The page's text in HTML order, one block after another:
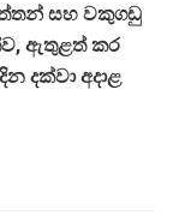
සහ වකුගඩු
ඇතුළත් කර
දක්වා අදාළ